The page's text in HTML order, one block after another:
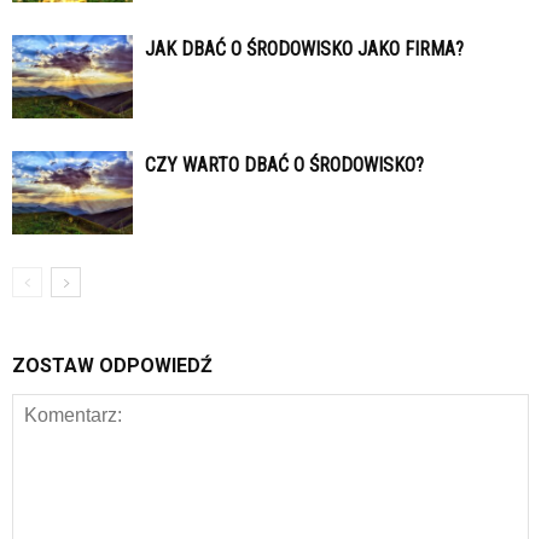
JAK DBAĆ O ŚRODOWISKO JAKO FIRMA?
CZY WARTO DBAĆ O ŚRODOWISKO?
ZOSTAW ODPOWIEDŹ